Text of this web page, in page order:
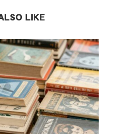
LIKE